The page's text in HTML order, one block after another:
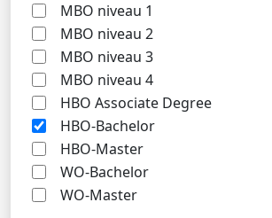
MBO niveau 1
MBO niveau 2
MBO niveau 3
MBO niveau 4
HBO Associate Degree
HBO-Bachelor
HBO-Master
WO-Bachelor
WO-Master